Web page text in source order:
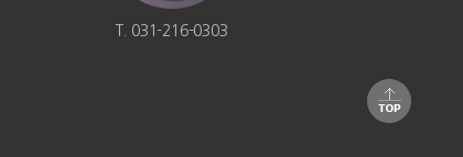
T. 031-216-0303